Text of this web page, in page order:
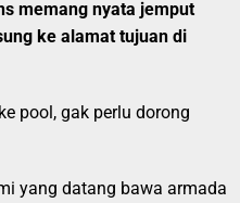
memang nyata jemput
ke alamat tujuan di
pool, gak perlu dorong
yang datang bawa armada